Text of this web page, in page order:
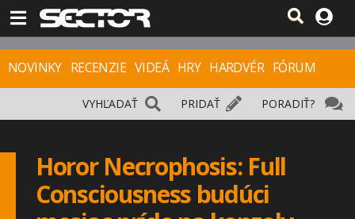
NOVINKY RECENZIE VIDEÁ HRY HARDVÉR FÓRUM
PORADIŤ?
PRIDAŤ
VYHĽADAŤ
Horor Necrophosis: Full
Consciousness budúci